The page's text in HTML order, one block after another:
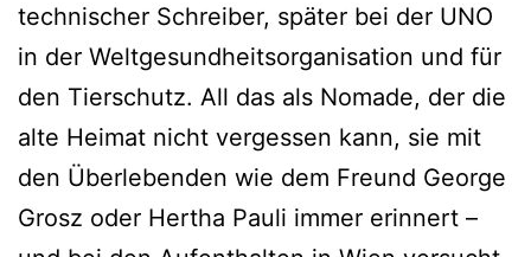
technischer Schreiber, später bei der UNO
in der Weltgesundheitsorganisation und für
den Tierschutz. All das als Nomade, der die
alte Heimat nicht vergessen kann, sie mit
den Überlebenden wie dem Freund George
Grosz oder Hertha Pauli immer erinnert –